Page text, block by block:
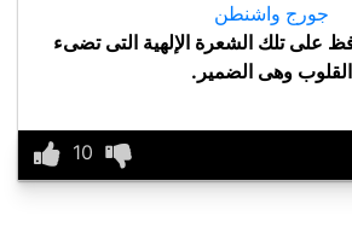
جورج واشنطن
على تلك الشعرة الإلهية التى تضىء
القلوب وهى الضمير.